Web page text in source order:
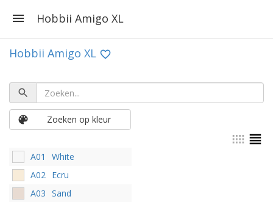
Hobbii Amigo XL
Hobbii Amigo XL
Zoeken op kleur
A01
White
A02 Ecru
A03 Sand